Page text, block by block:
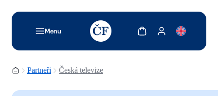
Menu
TODO: Add description for reader
Zobrazit košíkZobrazit můj účet
Domovská stránka
Partneři Česká televize